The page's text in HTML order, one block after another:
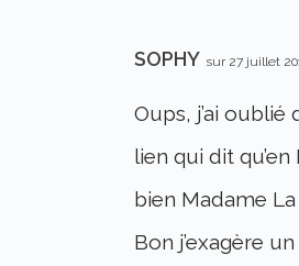
SOPHY sur 27 juillet
Oups, j’ai
lien qui dit qu’en
bien Madame
Bon j’exagère